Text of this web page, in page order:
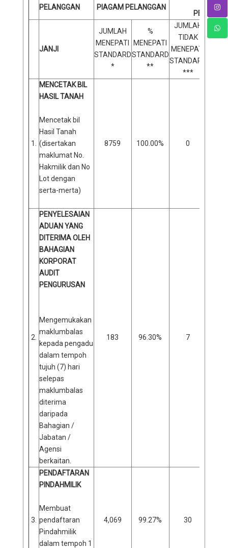
PELANGGAN
PIAGAM PELANGGAN
JANJI
JUMLAH
MENEPATI
STANDARD
*
%
MENEPATI
STANDARD
**
JUMLAH
TIDAK
MENEPATI
STANDARD
***
%
1.
MENCETAK BIL
HASIL TANAH
Mencetak bil
Hasil Tanah
(disertakan
maklumat No.
Hakmilik dan No
Lot dengan
serta-merta)
8759 100.00% 0
2.
PENYELESAIAN
ADUAN YANG
DITERIMA OLEH
BAHAGIAN
KORPORAT
AUDIT
PENGURUSAN
Mengemukakan
maklumbalas
kepada pengadu
dalam tempoh
tujuh (7) hari
selepas
maklumbalas
diterima
daripada
Bahagian /
Jabatan /
Agensi
berkaitan.
183 96.30% 7
3.
PENDAFTARAN
PINDAHMILIK
Membuat
pendaftaran
Pindahmilik
dalam tempoh 1
4,069 99.27% 30